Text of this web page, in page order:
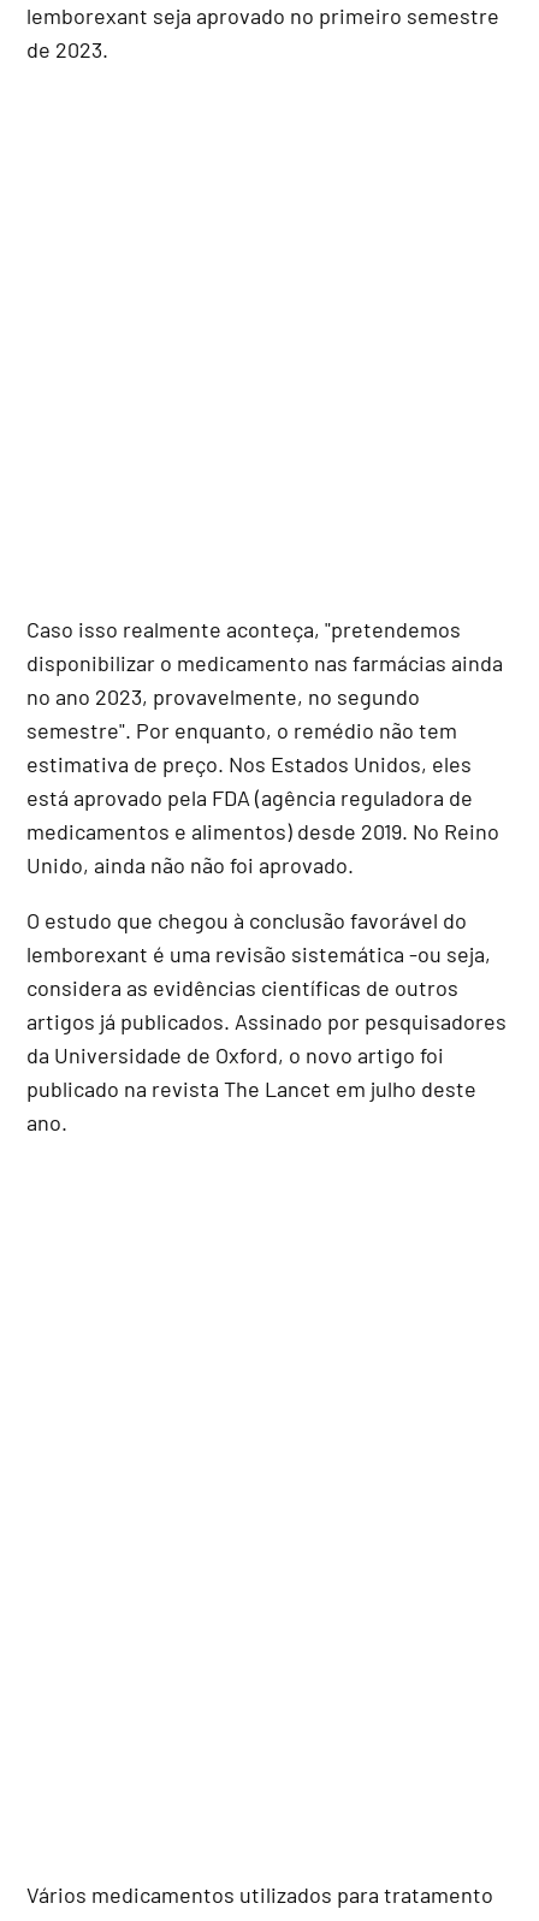
lemborexant seja aprovado no primeiro semestre
de 2023.
Caso isso realmente aconteça, "pretendemos
disponibilizar o medicamento nas farmácias ainda
no ano 2023, provavelmente, no segundo
semestre". Por enquanto, o remédio não tem
estimativa de preço. Nos Estados Unidos, eles
está aprovado pela FDA (agência reguladora de
medicamentos e alimentos) desde 2019. No Reino
Unido, ainda não não foi aprovado.
O estudo que chegou à conclusão favorável do
lemborexant é uma revisão sistemática -ou seja,
considera as evidências científicas de outros
artigos já publicados. Assinado por pesquisadores
da Universidade de Oxford, o novo artigo foi
publicado na revista The Lancet em julho deste
ano.
Vários medicamentos utilizados para tratamento